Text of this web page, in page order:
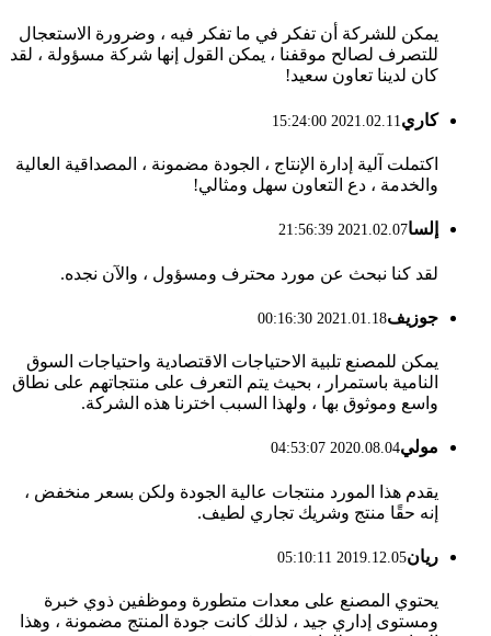
يمكن للشركة أن تفكر في ما تفكر فيه ، وضرورة الاستعجال
للتصرف لصالح موقفنا ، يمكن القول إنها شركة مسؤولة ، لقد
كان لدينا تعاون سعيد!
كاري 2021.02.11 15:24:00
اكتملت آلية إدارة الإنتاج ، الجودة مضمونة ، المصداقية العالية
والخدمة ، دع التعاون سهل ومثالي!
إلسا2021.02.07 21:56:39
لقد كنا نبحث عن مورد محترف ومسؤول ، والآن نجده.
جوزيف2021.01.18 00:16:30
يمكن للمصنع تلبية الاحتياجات الاقتصادية واحتياجات السوق
النامية باستمرار ، بحيث يتم التعرف على منتجاتهم على نطاق
واسع وموثوق بها ، ولهذا السبب اخترنا هذه الشركة.
مولي2020.08.04 04:53:07
يقدم هذا المورد منتجات عالية الجودة ولكن بسعر منخفض ،
إنه حقًا منتج وشريك تجاري لطيف.
ريان2019.12.05 05:10:11
يحتوي المصنع على معدات متطورة وموظفين ذوي خبرة
ومستوى إداري جيد ، لذلك كانت جودة المنتج مضمونة ، وهذا